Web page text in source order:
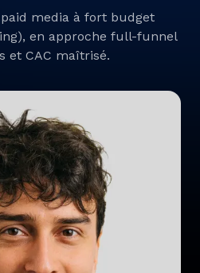
media à fort budget
en approche full-funnel
et CAC maîtrisé.